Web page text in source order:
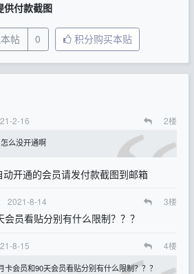
付款截图
帖 0 积分购买本贴
2-16 2楼
怎么没开通啊
开通的会员请发付款截图到邮箱
2021-8-14 3楼
会员看贴分别有什么限制？？？
8-15 4楼
卡会员和90天会员看贴分别有什么限制？？？